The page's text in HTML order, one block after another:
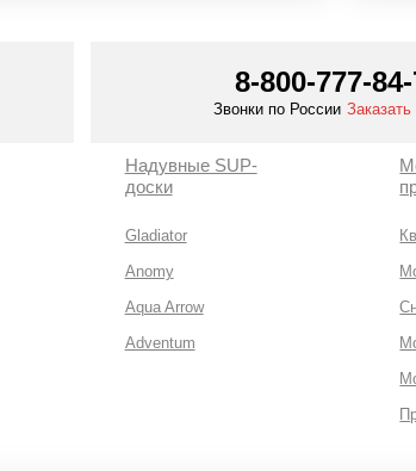
8-800-777-
Звонки по России Заказать
Надувные SUP-
доски
Gladiator
Anomy
Aqua Arrow
Adventum